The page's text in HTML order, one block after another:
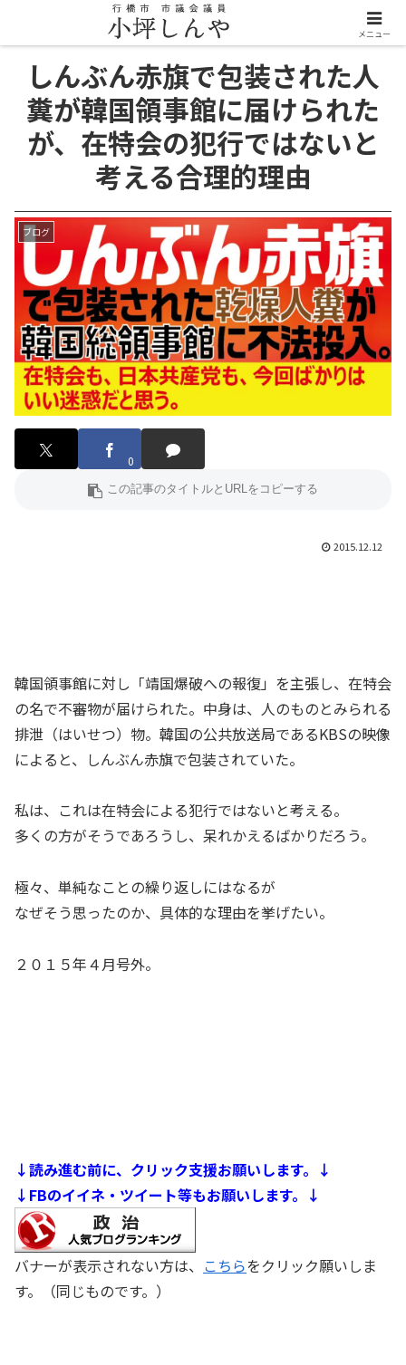
しんぶん赤旗で包装された人
糞が韓国領事館に届けられた
が、在特会の犯行ではないと
考える合理的理由
ブログ
0
2015.12.12
韓国領事館に対し「靖国爆破への報復」を主張し、在特会
の名で不審物が届けられた。中身は、人のものとみられる
排泄（はいせつ）物。韓国の公共放送局であるKBSの映像
によると、しんぶん赤旗で包装されていた。
私は、これは在特会による犯行ではないと考える。
多くの方がそうであろうし、呆れかえるばかりだろう。
極々、単純なことの繰り返しにはなるが
なぜそう思ったのか、具体的な理由を挙げたい。
２０１５年４月号外。
↓読み進む前に、クリック支援お願いします。↓
↓FBのイイネ・ツイート等もお願いします。↓
バナーが表示されない方は、 こちらをクリック願いしま
す。（同じものです。）
メニュー